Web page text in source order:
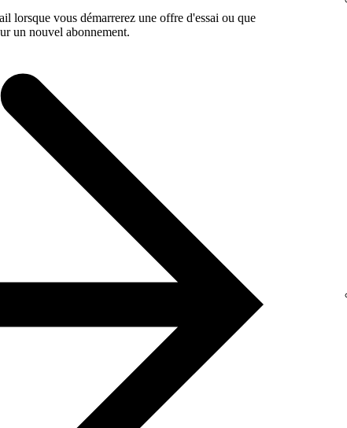
lorsque vous démarrerez une offre d'essai ou que
un nouvel abonnement.